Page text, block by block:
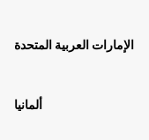
الإمارات العربية المتحدة
ألمانيا